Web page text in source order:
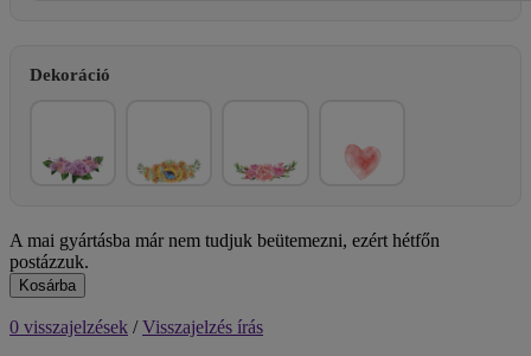
Dekoráció
A mai gyártásba már nem tudjuk beütemezni, ezért hétfőn
postázzuk.
Kosárba
0 visszajelzések /Visszajelzés írás